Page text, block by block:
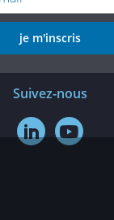
je m'inscris
Suivez-nous
 